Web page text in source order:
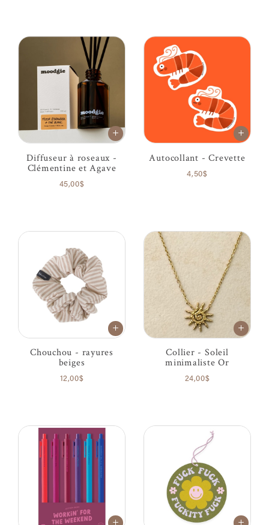
Diffuseur à roseaux -
Clémentine et Agave
45,00$
Autocollant - Crevette
4,50$
Chouchou - rayures
beiges
12,00$
Collier - Soleil
minimaliste Or
24,00$